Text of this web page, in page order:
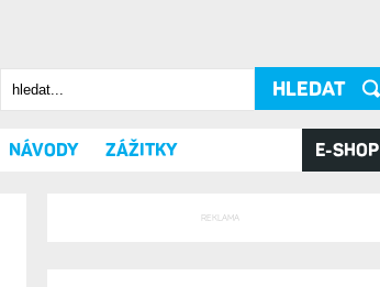
Vyhledávání
Hledat
NÁVODY ZÁŽITKY E-SHOP
REKLAMA